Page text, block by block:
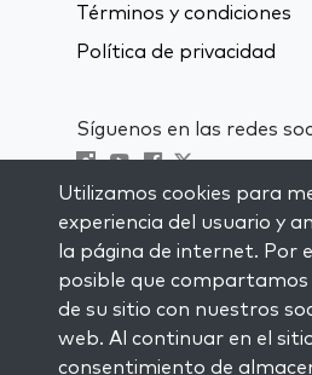
Ajarei Mot: Bienvenida a lo
Kedoshim: El secreto de la
Metzorá: El poder de las
21 Shminí: Aceptar nuestro
22 El poder de la Pascua
Tzav: Purificar nuestros
24 Vayikrá: El secreto de
Pekudei: El secreto de la
Términos y condiciones
Política de privacidad
Síguenos en las redes
Visit kabbalah master
MANTENTE AL
Subscríbete a nuestra
correspondencia y recibe
semanal directamente
Utilizamos cookies para
experiencia del usuario y
la página de internet. Por
posible que compartamos
de su sitio con nuestros
web. Al continuar en el
consentimiento de